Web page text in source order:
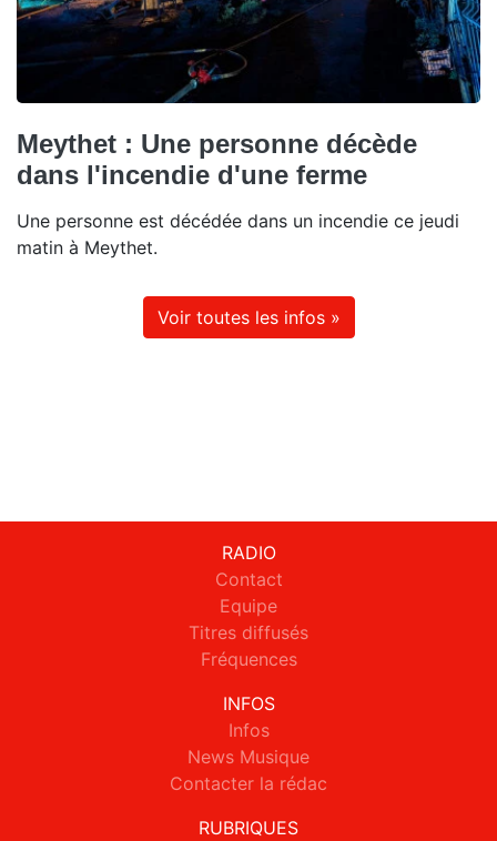
Meythet : Une personne décède
dans l'incendie d'une ferme
Une personne est décédée dans un incendie ce jeudi
matin à Meythet.
Voir toutes les infos »
RADIO
Contact
Equipe
Titres diffusés
Fréquences
INFOS
Infos
News Musique
Contacter la rédac
RUBRIQUES